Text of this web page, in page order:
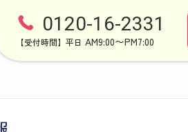
0120-16-2331
【受付時間】平日 AM9:00〜PM7:00